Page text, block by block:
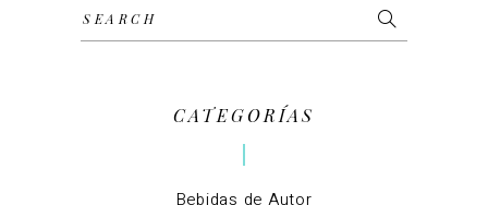
Search
for:
CATEGORÍAS
Bebidas de Autor